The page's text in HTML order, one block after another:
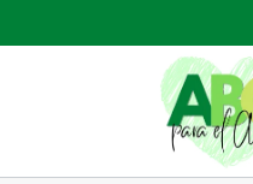
al